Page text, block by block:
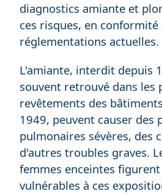
diagnostics amiante et
ces risques, en conformité
réglementations actuelles.
L'amiante, interdit depuis
souvent retrouvé dans les
revêtements des
1949, peuvent causer des
pulmonaires sévères, des
d'autres troubles graves.
femmes enceintes
vulnérables à ces